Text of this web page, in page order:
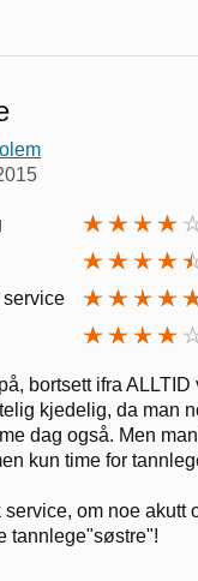
bortsett ifra ALLTID
kjedelig, da man
dag også. Men
kun time for
om noe akutt
tannlege"søstre"!